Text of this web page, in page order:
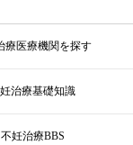
療医療機関を探す
治療基礎知識
不妊治療BBS